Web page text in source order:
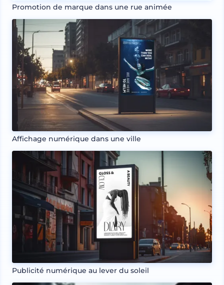
Promotion de marque dans une rue animée
Affichage numérique dans une ville
Publicité numérique au lever du soleil